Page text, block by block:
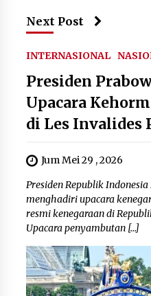
Next Post
INTERNASIONAL
Presiden
Upacara
di Les Invalides
Jum Mei 29 , 2026
Presiden Republik
menghadiri upacara
resmi kenegaraan di
Upacara penyambutan […]